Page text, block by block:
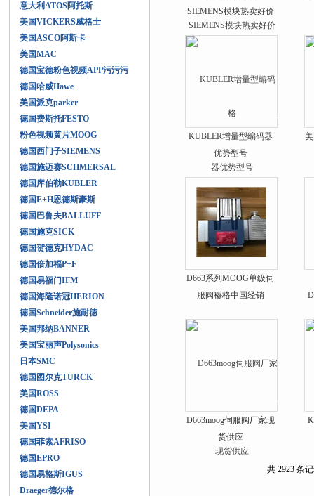
意大利ATOS阿托斯
美国VICKERS威格士
美国ASCO阿斯卡
美国MAC
德国宝德粉色视频APP污污污
德国哈威Hawe
美国派克parker
德国费斯托FESTO
粉色视频黄片MOOG
德国西门子SIEMENS
德国施迈赛SCHMERSAL
德国库伯勒KUBLER
德国E+H恩德斯豪斯
德国巴鲁夫BALLUFF
德国施克SICK
德国贺德克HYDAC
德国倍加福P+F
德国易福门IFM
德国海隆诺冠HERION
德国Schneider施耐德
美国邦纳BANNER
美国宝丽声Polysonics
日本SMC
德国图尔克TURCK
美国ROSS
德国DEPA
美国YSI
德国菲索AFRISO
德国EPRO
德国易格斯IGUS
Draeger德尔格
SIEMENS模块热卖好价
格
KUBLER增量型编码器
优势型号
D663系列MOOG单级伺
服阀穆格中国经销
D663moog伺服阀厂家现
货供应
共 2923 条